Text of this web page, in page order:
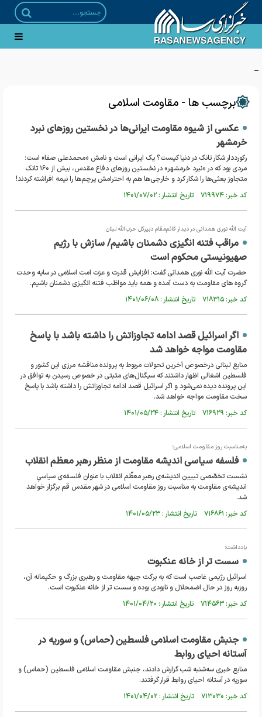
برچسب ها - مقاومت اسلامی
عکسی از شیوه مقاومت ایرانی‌ها در نخستین روزهای نبرد
خرمشهر
رکورددار شکار تانک در دنیا کیست؟ یک ایرانی است و نامش «محمدعلی صفا» است؛
مردی بود که در «نبرد خرمشهر» در نخستین روزهای دفاع مقدس، بیش از ۱۶۰ تانک
متجاوز بعثی‌ها را شکار کرد و خارجی‌ها هم به احترامش پرچم‌ها را نیمه افراشته کردند!
کد خبر: ۷۱۹۹۷۴ تاریخ انتشار : ۱۴۰۱/۰۷/۰۲
آیت الله نوری همدانی در دیدار قائم‌مقام دبیرکل حزب‌الله لبنان:
مراقب فتنه انگیزی دشمنان باشیم/ سازش با رژیم
صهیونیستی محکوم است
حضرت آیت الله نوری همدانی گفت: افزایش قدرت و عزت امت اسلامی در سایه وحدت
گروه های مقاومت به دست آمده و همه باید مواظب فتنه انگیزی دشمنان باشیم.
کد خبر: ۷۱۸۳۱۵ تاریخ انتشار : ۱۴۰۱/۰۶/۰۸
اگر اسرائیل قصد ادامه تجاوزاتش را داشته باشد با پاسخ
مقاومت مواجه خواهد شد
منابع لبنانی درخصوص آخرین تحولات مربوط به پرونده مناقشه مرزی این کشور و
فلسطین اشغالی اظهار داشتند که سیگنال‌های مثبتی در خصوص رسیدن به توافق در
این پرونده دیده نمی‌شود و اگر اسرائیل قصد ادامه تجاوزاتش را داشته باشد با پاسخ
سخت مقاومت مواجه خواهد شد.
کد خبر: ۷۱۶۹۲۹ تاریخ انتشار : ۱۴۰۱/۰۵/۲۴
به‌مناسبت روز مقاومت اسلامی؛
فلسفه‌ سیاسی اندیشه‌ مقاومت از منظر رهبر معظم انقلاب
نشست تخصّصی تبیین اندیشه‌ی رهبر معظّم انقلاب با عنوان فلسفه‌ی سیاسیِ
اندیشه‌ی مقاومت به‌ مناسبت روز مقاومت اسلامی در شهر مقدس قم برگزار خواهد
شد.
کد خبر: ۷۱۶۸۶۱ تاریخ انتشار : ۱۴۰۱/۰۵/۲۳
یادداشت؛
سست تر از خانه عنکبوت
اسرائیل رژیمی غاصب است که به برکت جبهه مقاومت و رهبری بزرگ و حکیمانه آن،
روزبه روز در حال اضمحلال و نابودی بوده و سست تر از خانه عنکبوت است.
کد خبر: ۷۱۴۵۶۳ تاریخ انتشار : ۱۴۰۱/۰۴/۲۰
جنبش مقاومت اسلامی فلسطین (حماس) و سوریه در
آستانه احیای روابط
منابع خبری سه‌شنبه شب گزارش دادند، جنبش مقاومت اسلامی فلسطین (حماس) و
سوریه در آستانه احیای روابط قرار گرفتند.
کد خبر: ۷۱۳۰۳۰ تاریخ انتشار : ۱۴۰۱/۰۴/۰۲